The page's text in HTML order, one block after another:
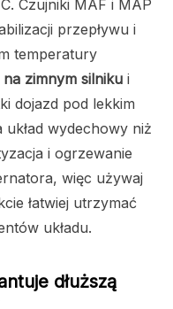
Czujniki MAF i MAP
przepływu i
temperatury
zimnym silniku i
dojazd pod lekkim
wydechowy niż
i ogrzewanie
więc używaj
łatwiej utrzymać
układu.
dłuższą